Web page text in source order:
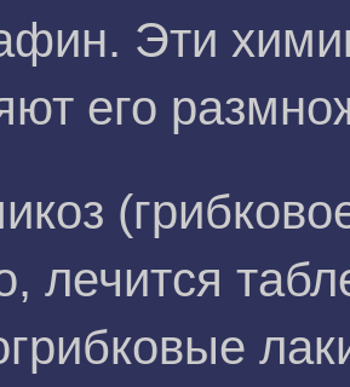
Эти
его
лечится